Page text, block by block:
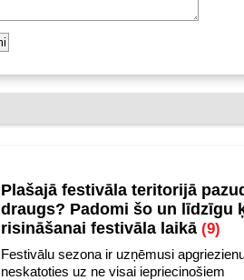
Plašajā festivāla teritorijā
draugs? Padomi šo un līdzīgu
risināšanai festivāla laikā (9)
Festivālu sezona ir uzņēmusi
neskatoties uz ne visai iepriecinošiem